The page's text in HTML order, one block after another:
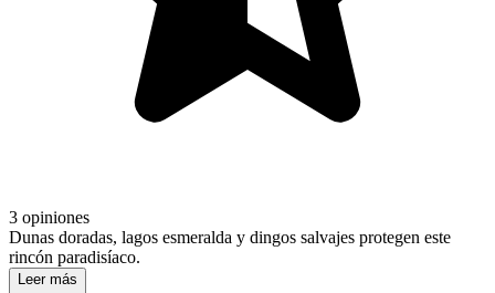
3 opiniones
Dunas doradas, lagos esmeralda y dingos salvajes protegen este
rincón paradisíaco.
Leer más